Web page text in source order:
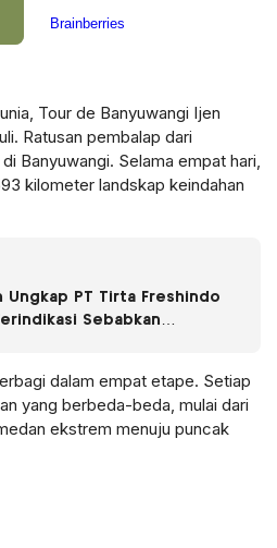
Tour de Banyuwangi Ijen
Ratusan pembalap dari
Banyuwangi. Selama empat hari,
kilometer landskap keindahan
Ungkap PT Tirta Freshindo
Sebabkan
dalam empat etape. Setiap
yang berbeda-beda, mulai dari
ekstrem menuju puncak